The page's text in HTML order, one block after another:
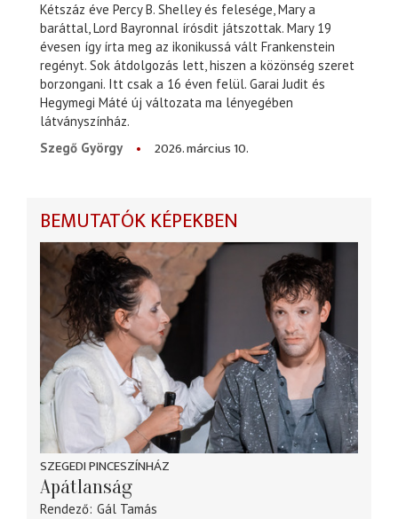
Kétszáz éve Percy B. Shelley és felesége, Mary a
baráttal, Lord Bayronnal írósdit játszottak. Mary 19
évesen így írta meg az ikonikussá vált Frankenstein
regényt. Sok átdolgozás lett, hiszen a közönség szeret
borzongani. Itt csak a 16 éven felül. Garai Judit és
Hegymegi Máté új változata ma lényegében
látványszínház.
Szegő György
2026. március 10.
BEMUTATÓK KÉPEKBEN
SZEGEDI PINCESZÍNHÁZ
Apátlanság
Rendező Gál Tamás